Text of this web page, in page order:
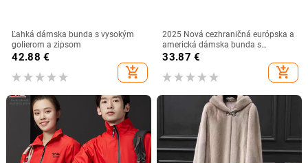
Ľahká dámska bunda s vysokým
golierom a zipsom
42.88 €
add_shopping_cart
2025 Nová cezhraničná európska a
americká dámska bunda s
leopardím vzorom a zipsom s
univerzálna
33.87 €
add_shopping_cart